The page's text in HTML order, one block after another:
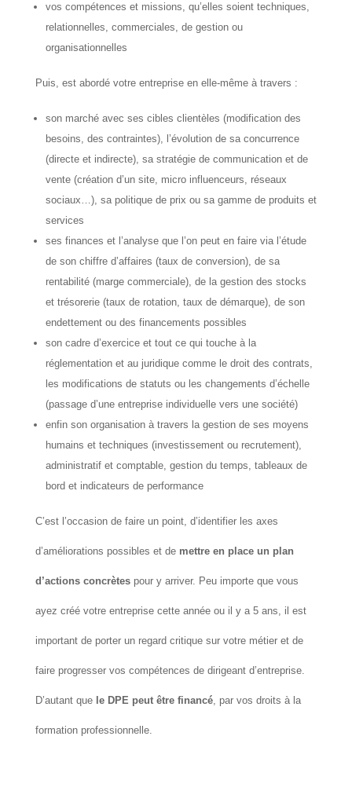
vos compétences et missions, qu’elles soient techniques,
relationnelles, commerciales, de gestion ou
organisationnelles
Puis, est abordé votre entreprise en elle-même à travers :
son marché avec ses cibles clientèles (modification des
besoins, des contraintes), l’évolution de sa concurrence
(directe et indirecte), sa stratégie de communication et de
vente (création d’un site, micro influenceurs, réseaux
sociaux…), sa politique de prix ou sa gamme de produits et
services
ses finances et l’analyse que l’on peut en faire via l’étude
de son chiffre d’affaires (taux de conversion), de sa
rentabilité (marge commerciale), de la gestion des stocks
et trésorerie (taux de rotation, taux de démarque), de son
endettement ou des financements possibles
son cadre d’exercice et tout ce qui touche à la
réglementation et au juridique comme le droit des contrats,
les modifications de statuts ou les changements d’échelle
(passage d’une entreprise individuelle vers une société)
enfin son organisation à travers la gestion de ses moyens
humains et techniques (investissement ou recrutement),
administratif et comptable, gestion du temps, tableaux de
bord et indicateurs de performance
C’est l’occasion de faire un point, d’identifier les axes
d’améliorations possibles et de mettre en place un plan
d’actions concrètespour y arriver. Peu importe que vous
ayez créé votre entreprise cette année ou il y a 5 ans, il est
important de porter un regard critique sur votre métier et de
faire progresser vos compétences de dirigeant d’entreprise.
D’autant que le DPE peut être financé, par vos droits à la
formation professionnelle.